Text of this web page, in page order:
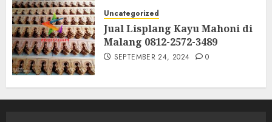
Uncategorized
Jual Lisplang Kayu Mahoni di
Malang 0812-2572-3489
SEPTEMBER 24, 2024 0